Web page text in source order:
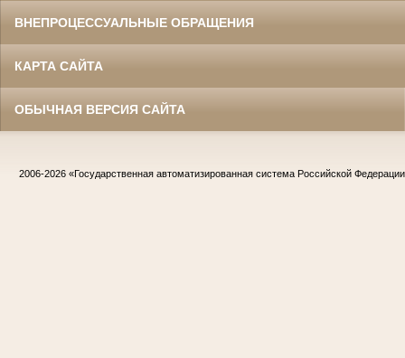
ВНЕПРОЦЕССУАЛЬНЫЕ ОБРАЩЕНИЯ
КАРТА САЙТА
ОБЫЧНАЯ ВЕРСИЯ САЙТА
2006-2026 «Государственная автоматизированная система Российской